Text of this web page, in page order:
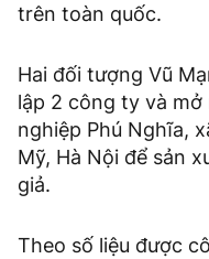
trên toàn quốc.
Hai đối tượng Vũ
lập 2 công ty và
nghiệp Phú Nghĩa,
Mỹ, Hà Nội để sản
giả.
Theo số liệu được